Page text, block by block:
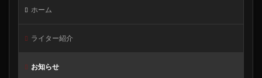
ホーム
ライター紹介
お知らせ